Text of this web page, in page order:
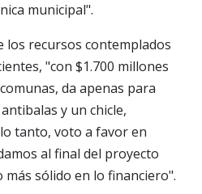
municipal".
recursos contemplados
"con $1.700 millones
da apenas para
y un chicle,
tanto, voto a favor en
al final del proyecto
sólido en lo financiero".